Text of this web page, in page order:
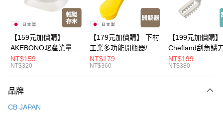
全盈+PAY
大哥付你分期
相關說明
2.付款方式選擇「大哥付你分期」，訂單成立後會自動跳轉到大哥付的交易
成交易。
運送方式
【159元加價購】
AKEBONO曙產業量米
杯漏斗組(白)/量米杯/
米桶/量米用具/任二件8
NT$159
NT$320
【179元加價購】 下村
工業多功能開瓶器/開
瓶器/餐廚用品/料理道
具/任二件8折
NT$179
NT$360
【199元加價購】
Chefland刮魚鱗
魚鱗器/廚房用品/
道具/任二件8折
NT$199
NT$380
品牌
CB JAPAN